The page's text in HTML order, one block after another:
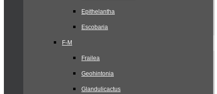
Epithelantha
Escobaria
F-M
Frailea
Geohintonia
Glandulicactus